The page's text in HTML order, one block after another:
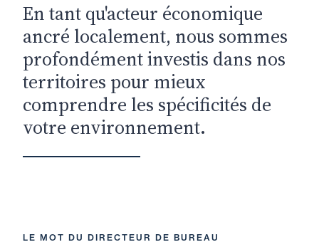
En tant qu'acteur économique
ancré localement, nous sommes
profondément investis dans nos
territoires pour mieux
comprendre les spécificités de
votre environnement.
LE MOT DU DIRECTEUR DE BUREAU